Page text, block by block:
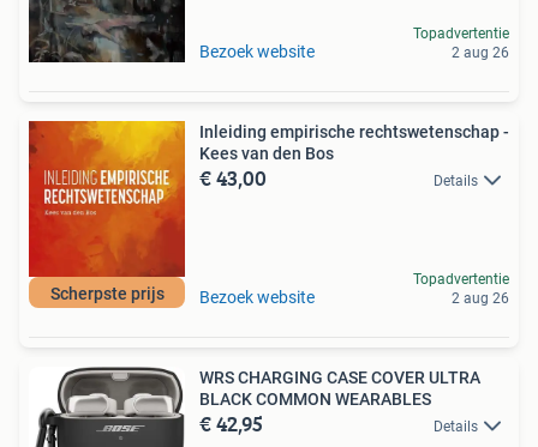
Bezoek website
Topadvertentie
2 aug 26
Scherpste prijs
Inleiding empirische rechtswetenschap -
Kees van den Bos
€ 43,00 Details
Bezoek website
Topadvertentie
2 aug 26
WRS CHARGING CASE COVER ULTRA
BLACK COMMON WEARABLES
€ 42,95 Details